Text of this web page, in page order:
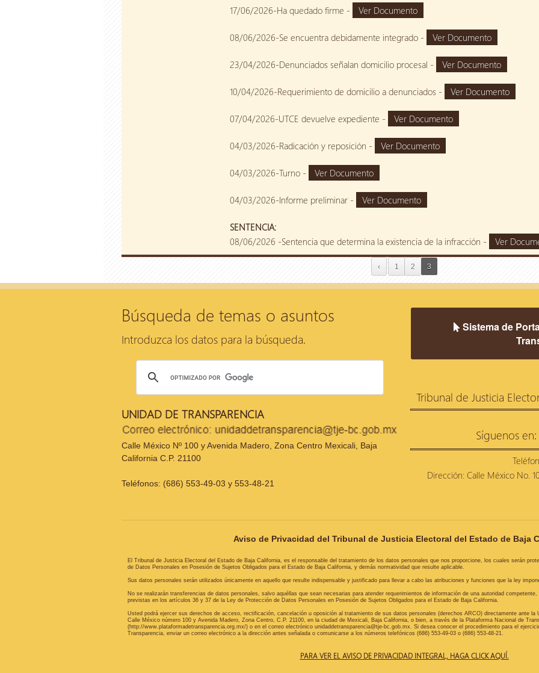
17/06/2026-Ha quedado firme - Ver Documento
08/06/2026-Se encuentra debidamente integrado - Ver Documento
23/04/2026-Denunciados señalan domicilio procesal - Ver Documento
10/04/2026-Requerimiento de domicilio a denunciados - Ver Documento
07/04/2026-UTCE devuelve expediente - Ver Documento
04/03/2026-Radicación y reposición - Ver Documento
04/03/2026-Turno - Ver Documento
04/03/2026-Informe preliminar - Ver Documento
SENTENCIA:
08/06/2026 -Sentencia que determina la existencia de la infracción -
Ver
‹ 1 2 3
Búsqueda de temas o asuntos
Introduzca los datos para la búsqueda.
UNIDAD DE TRANSPARENCIA
Calle México Nº 100 y Avenida Madero, Zona Centro Mexicali, Baja
California C.P. 21100
Teléfonos: (686) 553-49-03 y 553-48-21
Sistema de
Tribunal de Justicia
Síguenos en:
Dirección: Calle México No.
Aviso de Privacidad del Tribunal de Justicia Electoral del Estado de Baja
El Tribunal de Justicia Electoral del Estado de Baja California, es el responsable del tratamiento de los datos personales que nos proporcione, los cuales serán
de Datos Personales en Posesión de Sujetos Obligados para el Estado de Baja California, y demás normatividad que resulte aplicable.
Sus datos personales serán utilizados únicamente en aquello que resulte indispensable y justificado para llevar a cabo las atribuciones y funciones que la ley
No se realizarán transferencias de datos personales, salvo aquéllas que sean necesarias para atender requerimientos de información de una autoridad
previstas en los artículos 36 y 37 de la Ley de Protección de Datos Personales en Posesión de Sujetos Obligados para el Estado de Baja California.
Usted podrá ejercer sus derechos de acceso, rectificación, cancelación u oposición al tratamiento de sus datos personales (derechos ARCO) directamente ante la
Calle México número 100 y Avenida Madero, Zona Centro, C.P. 21100, en la ciudad de Mexicali, Baja California, o bien, a través de la Plataforma Nacional de
(http://www.plataformadetransparencia.org.mx/) o en el correo electrónico unidaddetransparencia@tje-bc.gob.mx. Si desea conocer el procedimiento para el
Transparencia, enviar un correo electrónico a la dirección antes señalada o comunicarse a los números telefónicos (686) 553-49-03 o (686) 553-48-21.
PARA VER EL AVISO DE PRIVACIDAD INTEGRAL, HAGA CLICK AQUÍ.